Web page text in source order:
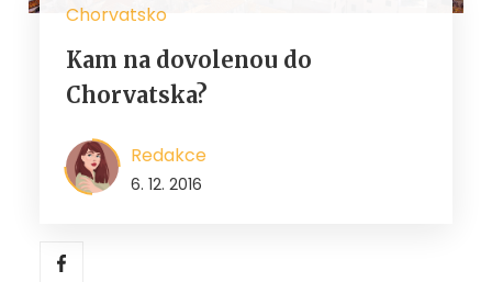
Chorvatsko
Kam na dovolenou do
Chorvatska?
Redakce
6. 12. 2016